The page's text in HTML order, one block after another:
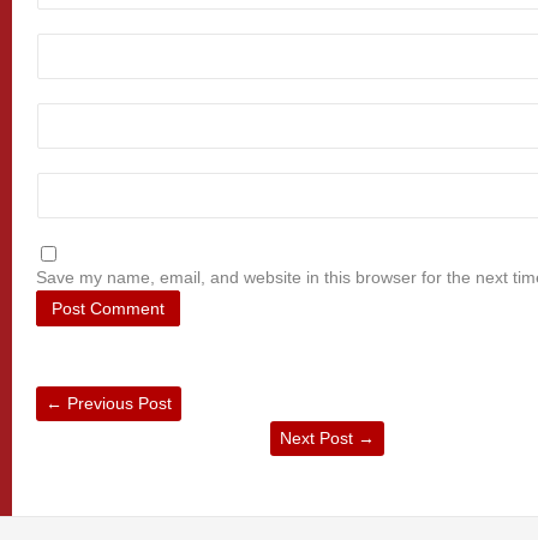
Save my name, email, and website in this browser for the next
← Previous Post
Next Post →